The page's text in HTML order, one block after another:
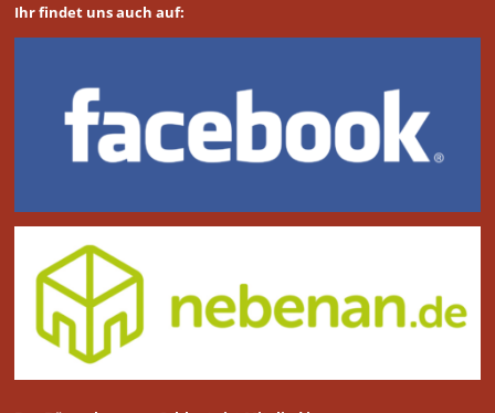
Ihr findet uns auch auf: